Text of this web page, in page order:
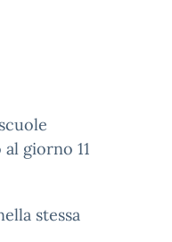
giorno 11
stessa